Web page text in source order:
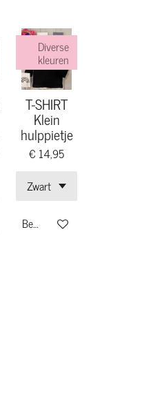
Diverse
kleuren
T-SHIRT
Klein
hulppietje
€ 14,95
Bekijk details